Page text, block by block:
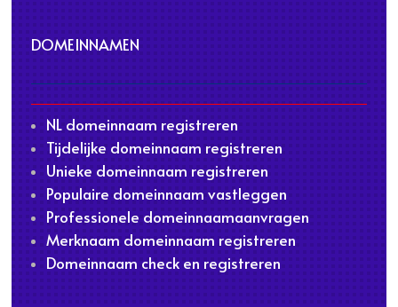
DOMEINNAMEN
NL domeinnaam registreren
Tijdelijke domeinnaam registreren
Unieke domeinnaam registreren
Populaire domeinnaam vastleggen
Professionele domeinnaamaanvragen
Merknaam domeinnaam registreren
Domeinnaam check en registreren